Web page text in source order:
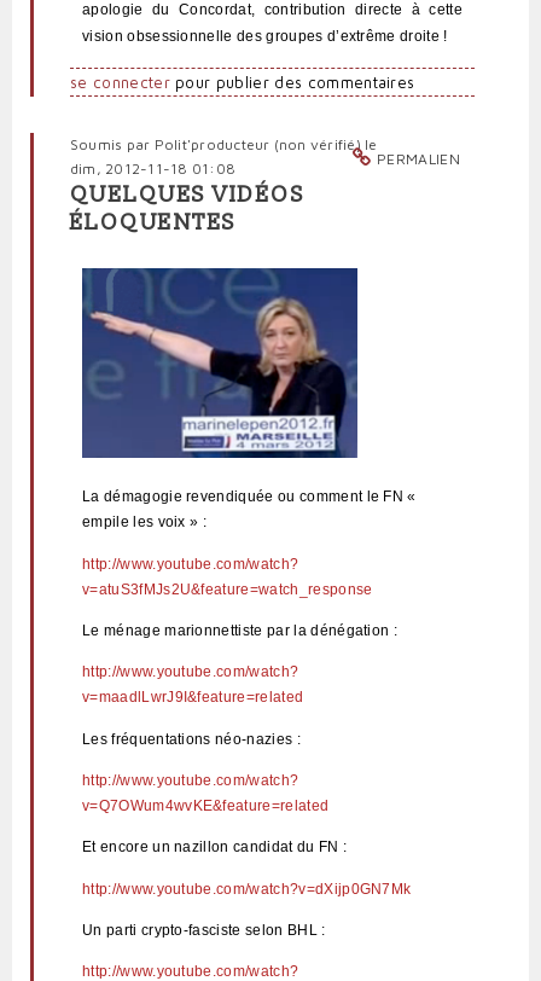
apologie du Concordat, contribution directe à cette
vision obsessionnelle des groupes d’extrême droite !
se connecterpour publier des commentaires
PERMALIEN
Soumis par Polit'producteur (non vérifié)le
dim, 2012-11-18 01:08
QUELQUES VIDÉOS
ÉLOQUENTES
La démagogie revendiquée ou comment le FN «
empile les voix » :
http://www.youtube.com/watch?
v=atuS3fMJs2U&feature=watch_response
Le ménage marionnettiste par la dénégation :
http://www.youtube.com/watch?
v=maadlLwrJ9I&feature=related
Les fréquentations néo-nazies :
http://www.youtube.com/watch?
v=Q7OWum4wvKE&feature=related
Et encore un nazillon candidat du FN :
http://www.youtube.com/watch?v=dXijp0GN7Mk
Un parti crypto-fasciste selon BHL :
http://www.youtube.com/watch?